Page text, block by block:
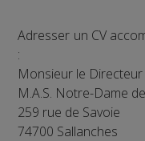
Adresser un CV
:
Monsieur le Directeur
M.A.S. Notre-Dame
259 rue de Savoie
74700 Sallanches